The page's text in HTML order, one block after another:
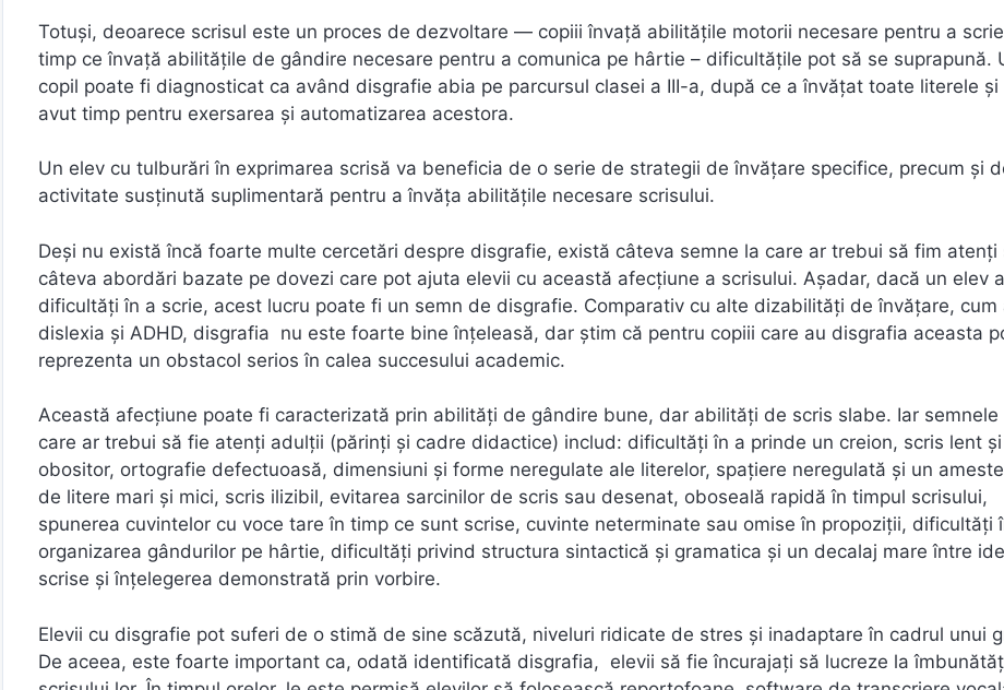
Totuși, deoarece scrisul este un proces de dezvoltare — copiii învață abilitățile motorii necesare pentru a
timp ce învață abilitățile de gândire necesare pentru a comunica pe hârtie – dificultățile pot să se suprapună.
copil poate fi diagnosticat ca având disgrafie abia pe parcursul clasei a III-a, după ce a învățat toate literele și
avut timp pentru exersarea și automatizarea acestora.
Un elev cu tulburări în exprimarea scrisă va beneficia de o serie de strategii de învățare specifice, precum și
activitate susținută suplimentară pentru a învăța abilitățile necesare scrisului.
Deși nu există încă foarte multe cercetări despre disgrafie, există câteva semne la care ar trebui să fim atenți
câteva abordări bazate pe dovezi care pot ajuta elevii cu această afecțiune a scrisului. Așadar, dacă un elev
dificultăți în a scrie, acest lucru poate fi un semn de disgrafie. Comparativ cu alte dizabilități de învățare, cum
dislexia și ADHD, disgrafia nu este foarte bine înțeleasă, dar știm că pentru copiii care au disgrafia aceasta
reprezenta un obstacol serios în calea succesului academic.
Această afecțiune poate fi caracterizată prin abilități de gândire bune, dar abilități de scris slabe. Iar semnele
care ar trebui să fie atenți adulții (părinți și cadre didactice) includ: dificultăți în a prinde un creion, scris lent și
obositor, ortografie defectuoasă, dimensiuni și forme neregulate ale literelor, spațiere neregulată și un
de litere mari și mici, scris ilizibil, evitarea sarcinilor de scris sau desenat, oboseală rapidă în timpul scrisului,
spunerea cuvintelor cu voce tare în timp ce sunt scrise, cuvinte neterminate sau omise în propoziții, dificultăți
organizarea gândurilor pe hârtie, dificultăți privind structura sintactică și gramatica și un decalaj mare între
scrise și înțelegerea demonstrată prin vorbire.
Elevii cu disgrafie pot suferi de o stimă de sine scăzută, niveluri ridicate de stres și inadaptare în cadrul unui
De aceea, este foarte important ca, odată identificată disgrafia, elevii să fie încurajați să lucreze la